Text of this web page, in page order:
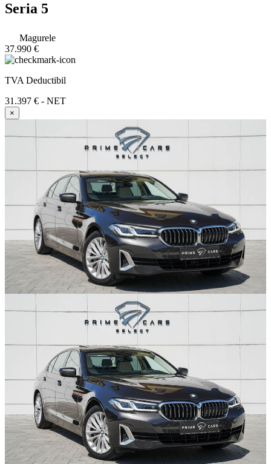
Seria 5
Magurele
37.990 €
TVA Deductibil
31.397 € - NET
×